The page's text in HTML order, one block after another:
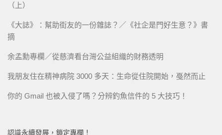
（上）
《大誌》：幫助街友的一份雜誌？／《社企是門好生意？》書
摘
余孟勳專欄／從慈濟看台灣公益組織的財務透明
我朋友住在精神病院 3000 多天：生命從住院開始，戞然而止
你的 Gmail 也被入侵了嗎？分辨釣魚信件的 5 大技巧！
認識永續發展，鎖定專欄！